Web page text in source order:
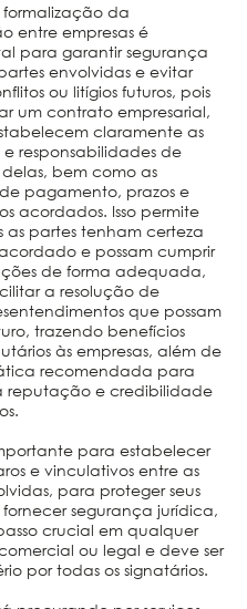
formalização da
entre empresas é
para garantir segurança
envolvidas e evitar
ou litígios futuros, pois
um contrato empresarial,
claramente as
responsabilidades de
bem como as
pagamento, prazos e
acordados. Isso permite
as partes tenham certeza
e possam cumprir
de forma adequada,
a resolução de
que possam
trazendo benefícios
às empresas, além de
recomendada para
reputação e credibilidade
para estabelecer
e vinculativos entre as
para proteger seus
fornecer segurança jurídica,
crucial em qualquer
ou legal e deve ser
por todas os signatários.